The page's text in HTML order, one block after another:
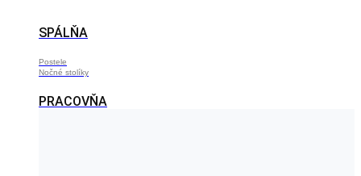
SPÁLŇA
Postele
Nočné stolíky
PRACOVŇA